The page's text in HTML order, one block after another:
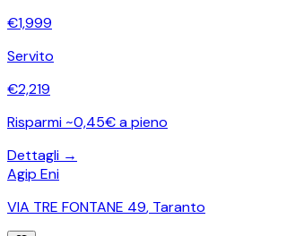
€1,999
Servito
€2,219
Risparmi ~0,45€ a pieno
Dettagli →
Agip Eni
VIA TRE FONTANE 49, Taranto